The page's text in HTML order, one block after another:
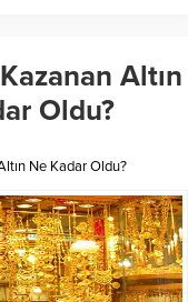
Altın
Oldu?
Ne Kadar Oldu?